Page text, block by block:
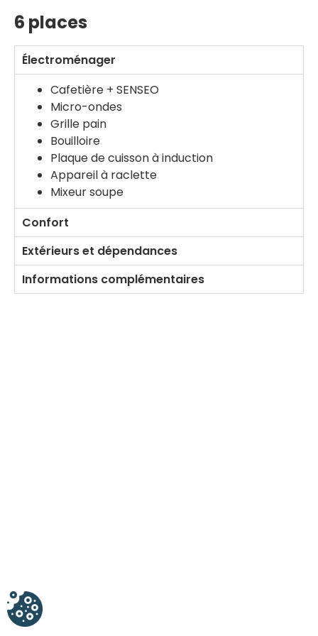
6 places
Électroménager
Cafetière + SENSEO
Micro-ondes
Grille pain
Bouilloire
Plaque de cuisson à induction
Appareil à raclette
Mixeur soupe
Confort
Extérieurs et dépendances
Informations complémentaires